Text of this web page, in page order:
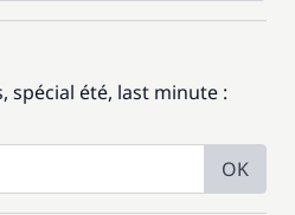
été, last minute :
OK